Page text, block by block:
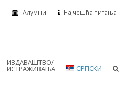
Алумни Најчешћа питања
ИЗДАВАШТВО/
ИСТРАЖИВАЊА СРПСКИ